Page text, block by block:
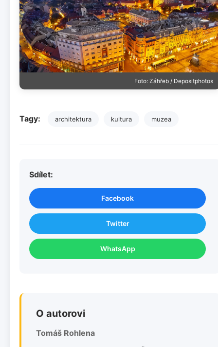
Foto: Záhřeb / Depositphotos
Tagy: architektura kultura muzea
Sdílet:
Facebook
Twitter
WhatsApp
O autorovi
Tomáš Rohlena